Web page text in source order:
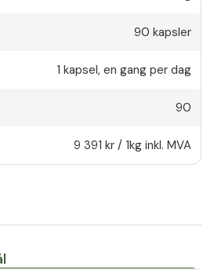
90 kapsler
1 kapsel, en gang per dag
90
9 391 kr / 1kg inkl. MVA